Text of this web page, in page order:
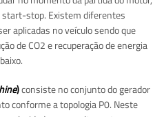
start-stop. Existem diferentes
aplicadas no veículo sendo que
de CO2 e recuperação de energia
)consiste no conjunto do gerador
conforme a topologia P0. Neste